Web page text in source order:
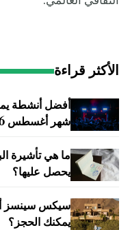
الأكثر قراءة
أفضل أنشطة
شهر أغسطس 2026
ما هي تأشيرة
يحصل عليها؟
سيكس سينسز
يمكنك الحجز؟